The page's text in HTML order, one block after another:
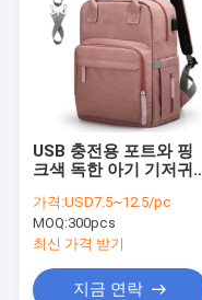
소풍 캐노피 텐트
대벌레과의 종 우산
부풀게할 수 있는
소풍 접의자
부풀게할 수 있는
여행 조직자 부대
USB 충전용 포트와 핑
크색 독한 아기 기저귀
가격:USD7.5~12.5/pc
MOQ:300pcs
최신 가격 받기
지금 연락